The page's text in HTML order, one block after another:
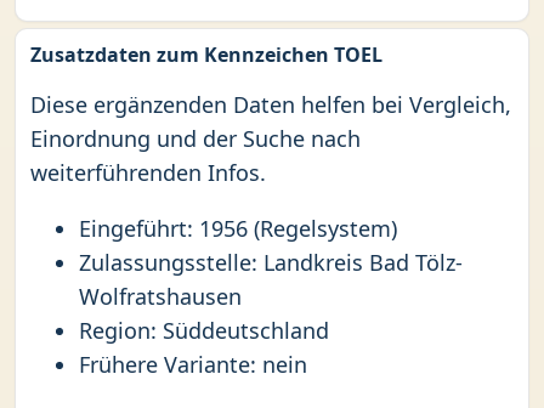
Zusatzdaten zum Kennzeichen TOEL
Diese ergänzenden Daten helfen bei Vergleich,
Einordnung und der Suche nach
weiterführenden Infos.
Eingeführt: 1956 (Regelsystem)
Zulassungsstelle: Landkreis Bad Tölz-
Wolfratshausen
Region: Süddeutschland
Frühere Variante: nein